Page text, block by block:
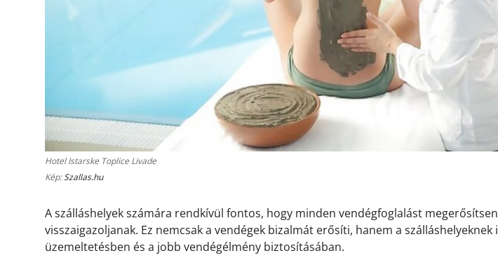
Hotel Istarske Toplice Livade
Kép:Szallas.hu
A szálláshelyek számára rendkívül fontos, hogy minden vendégfoglalást
visszaigazoljanak. Ez nemcsak a vendégek bizalmát erősíti, hanem a szálláshelyeknek
üzemeltetésben és a jobb vendégélmény biztosításában.